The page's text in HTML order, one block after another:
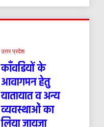
उत्तर प्रदेश
काँवडियों के
आवागमन हेतु
यातायात व अन्य
व्यवस्थाओं का
लिया जायजा